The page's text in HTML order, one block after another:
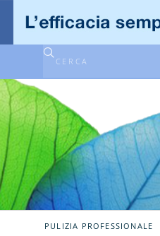
PULIZIA PROFESSIONALE